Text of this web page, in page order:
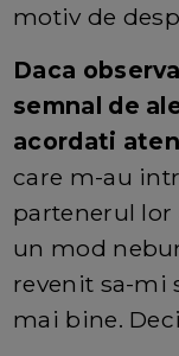
motiv de
Daca
semnal de
acordati
care m-au
partenerul
un mod
revenit sa-mi
mai bine.